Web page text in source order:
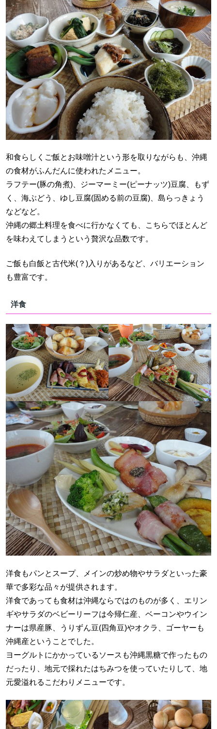
和食らしくご飯とお味噌汁という形を取りながらも、沖縄
の食材がふんだんに使われたメニュー。
ラフテー(豚の角煮)、ジーマーミー(ピーナッツ)豆腐、もず
く、海ぶどう、ゆし豆腐(固める前の豆腐)、島らっきょう
などなど。
沖縄の郷土料理を食べに行かなくても、こちらでほとんど
を味わえてしまうという贅沢な品数です。
ご飯も白飯と古代米(？)入りがあるなど、バリエーション
も豊富です。
洋食
洋食もパンとスープ、メインの炒め物やサラダといった豪
華で多彩な品々が提供されます。
洋食であっても食材は沖縄ならではのものが多く、エリン
ギやサラダのベビーリーフは今帰仁産、ベーコンやウイン
ナーは県産豚、うりずん豆(四角豆)やオクラ、ゴーヤーも
沖縄産ということでした。
ヨーグルトにかかっているソースも沖縄黒糖で作ったもの
だったり、地元で採れたはちみつを使っていたりして、地
元愛溢れるこだわりメニューです。